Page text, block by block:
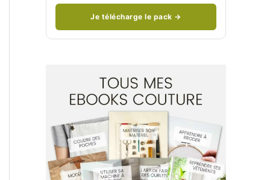
c
o
/
Je télécharge le pack →